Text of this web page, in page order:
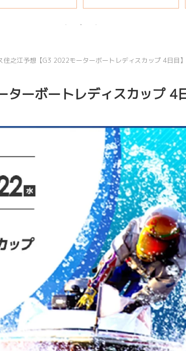
説
住之江予想【G3 2022モーターボートレディスカップ 4日目】
ーボートレディスカップ 4